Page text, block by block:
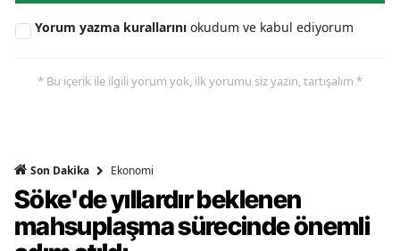
Yorum yazma kurallarını okudum ve kabul ediyorum
* Bu içerik ile ilgili yorum yok, ilk yorumu siz yazın, tartışalım *
Son Dakika Ekonomi
Söke'de yıllardır beklenen
mahsuplaşma sürecinde önemli